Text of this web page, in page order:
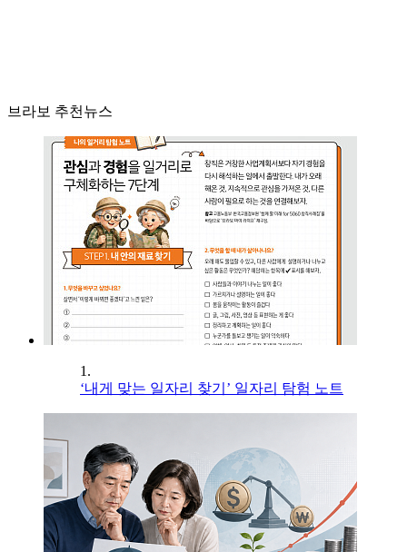
브라보 추천뉴스
1.
‘내게 맞는 일자리 찾기’ 일자리 탐험 노트